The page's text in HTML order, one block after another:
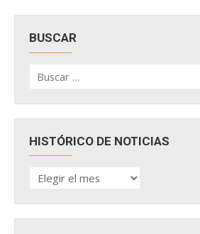
BUSCAR
por:
HISTÓRICO DE NOTICIAS
HISTÓRICO
DE